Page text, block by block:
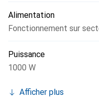
poignée en arceau 3 en
de fermer et de vider le
ordonnée sur l'appareil.
nettoie facilement pour
Alimentation
Fonctionnement sur
Puissance
1000 W
Afficher plus